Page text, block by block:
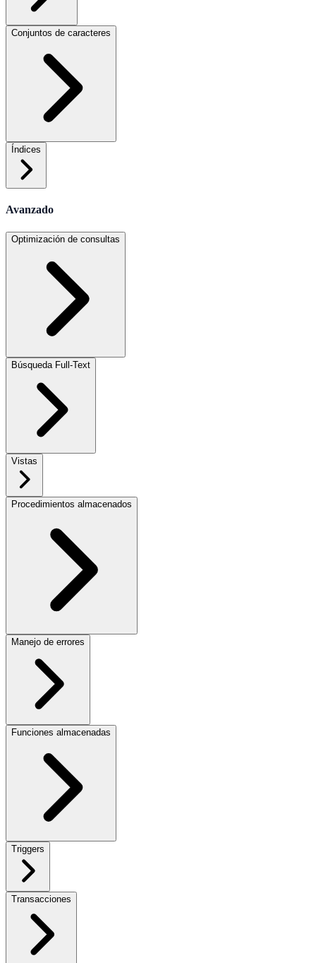
Conjuntos de caracteres
Índices
Avanzado
Optimización de consultas
Búsqueda Full-Text
Vistas
Procedimientos almacenados
Manejo de errores
Funciones almacenadas
Triggers
Transacciones